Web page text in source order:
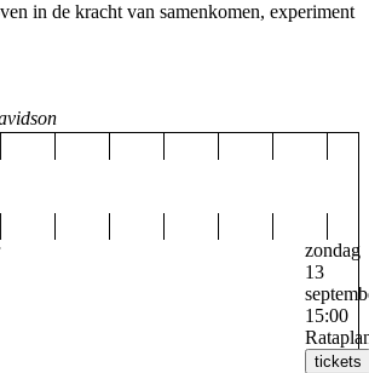
in de kracht van samenkomen, experiment
zondag
13
15:00
tickets